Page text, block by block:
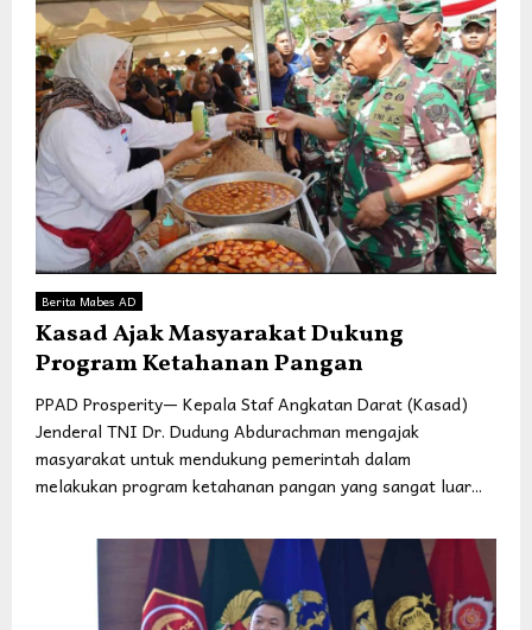
Berita Mabes AD
Kasad Ajak Masyarakat Dukung
Program Ketahanan Pangan
PPAD Prosperity— Kepala Staf Angkatan Darat (Kasad)
Jenderal TNI Dr. Dudung Abdurachman mengajak
masyarakat untuk mendukung pemerintah dalam
melakukan program ketahanan pangan yang sangat luar...